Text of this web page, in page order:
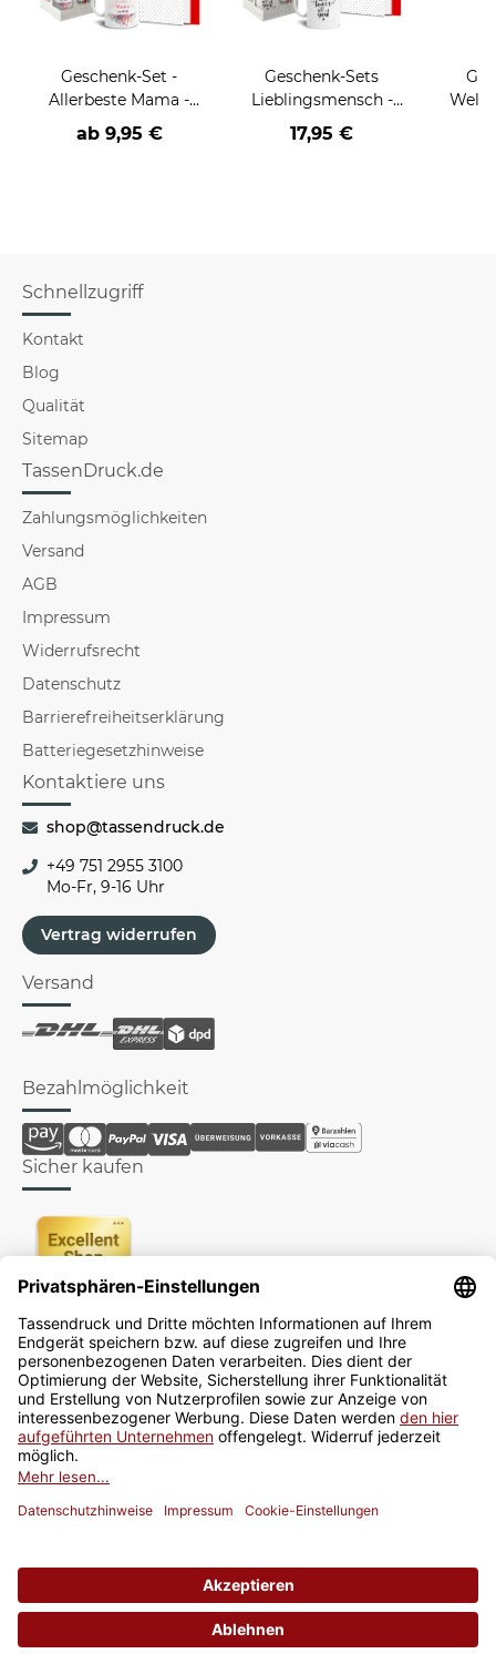
Geschenk-Set -
Allerbeste Mama -
Tasse inkl. Grußkarte
und Geschenk-Box
ab 9,95 €
Geschenk-Sets
Lieblingsmensch -
Tasse mit Karte und
Box
17,95 €
Schnellzugriff
Kontakt
Blog
Qualität
Sitemap
TassenDruck.de
Zahlungsmöglichkeiten
Versand
AGB
Impressum
Widerrufsrecht
Datenschutz
Barrierefreiheitserklärung
Batteriegesetzhinweise
Kontaktiere uns
shop@tassendruck.de
+49 751 2955 3100
Mo-Fr, 9-16 Uhr
Vertrag widerrufen
Versand
Bezahlmöglichkeit
Sicher kaufen
Newsletter